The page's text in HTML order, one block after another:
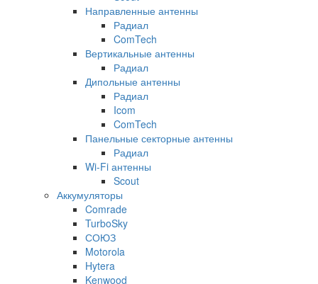
Направленные антенны
Радиал
ComTech
Вертикальные антенны
Радиал
Дипольные антенны
Радиал
Icom
ComTech
Панельные секторные антенны
Радиал
Wi-Fi антенны
Scout
Аккумуляторы
Comrade
TurboSky
СОЮЗ
Motorola
Hytera
Kenwood